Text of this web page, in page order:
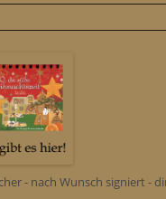
- nach Wunsch signiert -